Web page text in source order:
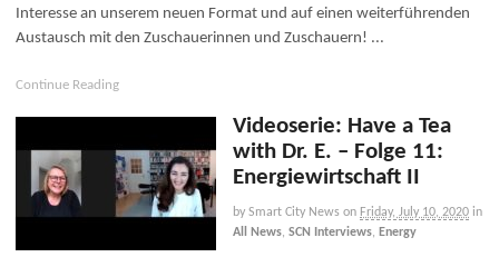
Interesse an unserem neuen Format und auf einen weiterführenden
Austausch mit den Zuschauerinnen und Zuschauern! ...
Continue Reading
Videoserie: Have a Tea
with Dr. E. – Folge 11:
Energiewirtschaft II
by Smart City News on Friday, July 10, 2020 in
All News, SCN Interviews, Energy